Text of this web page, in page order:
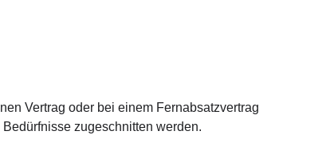
Vertrag oder bei einem Fernabsatzvertrag
zugeschnitten werden.